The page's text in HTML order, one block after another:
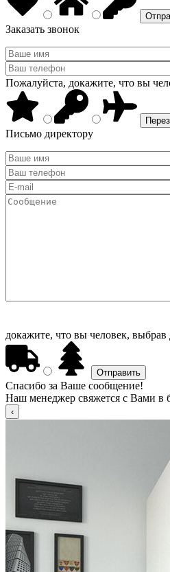
Заказать звонок
Пожалуйста, докажите, что вы
Письмо директору
докажите, что вы человек, выбрав
Спасибо за Ваше сообщение!
Наш менеджер свяжется с Вами в